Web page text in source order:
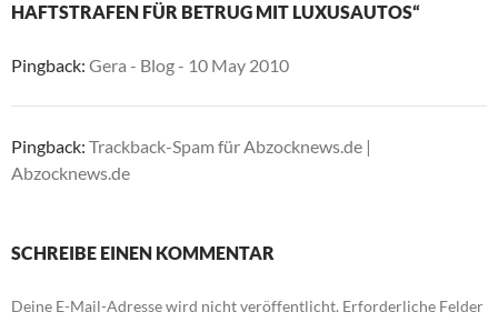
HAFTSTRAFEN FÜR BETRUG MIT LUXUSAUTOS“
Pingback: Gera - Blog - 10 May 2010
Pingback: Trackback-Spam für Abzocknews.de |
Abzocknews.de
SCHREIBE EINEN KOMMENTAR
Deine E-Mail-Adresse wird nicht veröffentlicht. Erforderliche Felder